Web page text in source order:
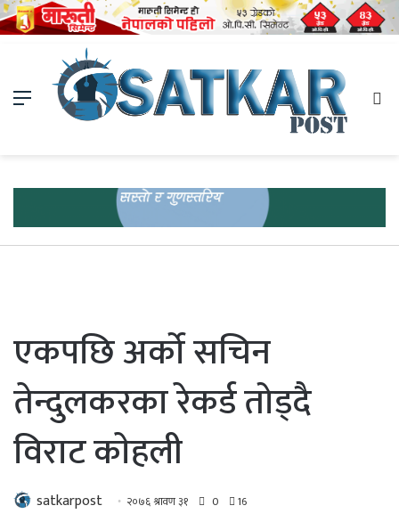
Menu
एकपछि अर्को सचिन
तेन्दुलकरका रेकर्ड तोड्दै
विराट काेहली
satkarpost २०७६ श्रावण ३१ 0 16